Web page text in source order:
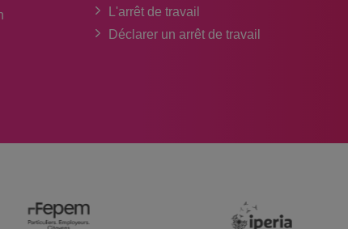
L'arrêt de travail
Déclarer un arrêt de travail